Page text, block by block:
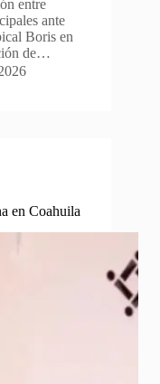
entre
ante
Boris en
de…
en Coahuila